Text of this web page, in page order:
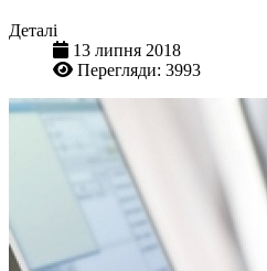
Деталі
13 липня 2018
Перегляди: 3993